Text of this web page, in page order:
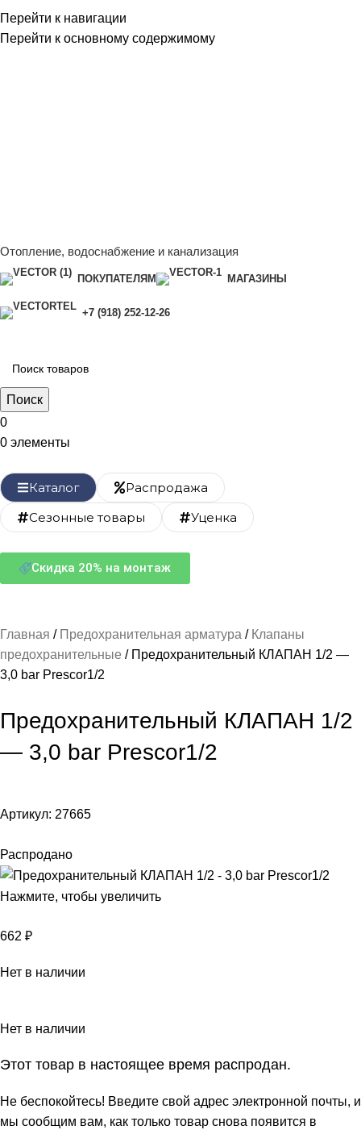
Перейти к навигации
Перейти к основному содержимому
Отопление, водоснабжение и канализация
ПОКУПАТЕЛЯМ МАГАЗИНЫ
+7 (918) 252-12-26
Поиск
0
0 элементы
Каталог
Распродажа
Сезонные товары
Уценка
Скидка 20% на монтаж
Главная Предохранительная арматура
Клапаны
предохранительные
Предохранительный КЛАПАН 1/2 —
3,0 bar Prescor1/2
Предохранительный КЛАПАН 1/2
— 3,0 bar Prescor1/2
Артикул: 27665
Распродано
Нажмите, чтобы увеличить
662 ₽
Нет в наличии
Нет в наличии
Этот товар в настоящее время распродан.
Не беспокойтесь! Введите свой адрес электронной почты, и
мы сообщим вам, как только товар снова появится в